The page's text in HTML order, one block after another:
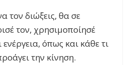
τον διώξεις, θα σε
τον, χρησιμοποίησέ
όπως και κάθε τι
την κίνηση.